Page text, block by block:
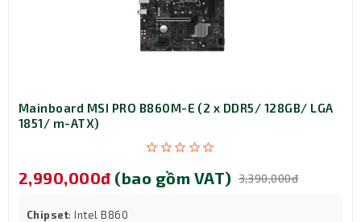
Mainboard MSI PRO B860M-E (2 x DDR5/ 128GB/ LGA
1851/ m-ATX)
2,990,000đ (bao gồm VAT) 3,390,000đ
Chipset: Intel B860